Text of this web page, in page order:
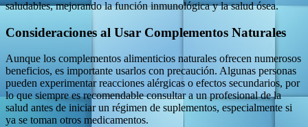
saludables, mejorando la función inmunológica y la salud ósea.
Consideraciones al Usar Complementos Naturales
Aunque los complementos alimenticios naturales ofrecen numerosos
beneficios, es importante usarlos con precaución. Algunas personas
pueden experimentar reacciones alérgicas o efectos secundarios, por
lo que siempre es recomendable consultar a un profesional de la
salud antes de iniciar un régimen de suplementos, especialmente si
ya se toman otros medicamentos.